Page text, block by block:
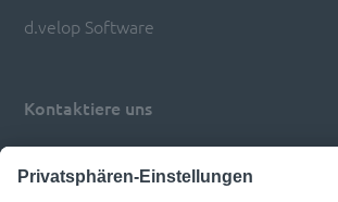
d.velop Software
Kontaktiere uns